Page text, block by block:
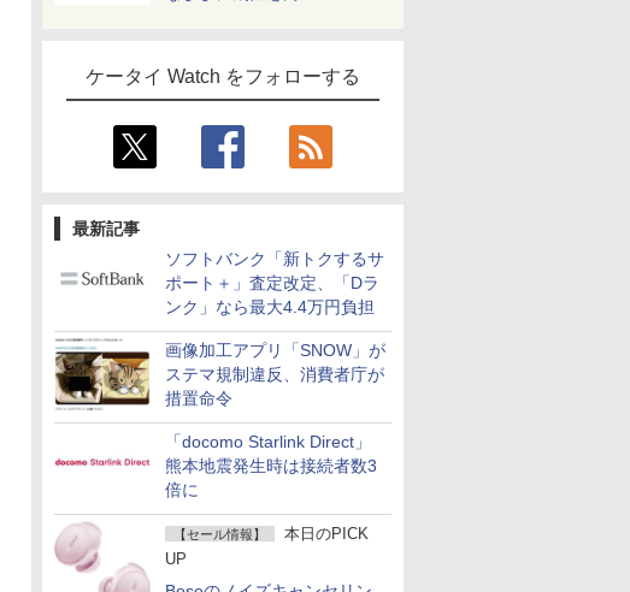
ケータイ Watch をフォローする
最新記事
ソフトバンク「新トクするサ
ポート＋」査定改定、「Dラ
ンク」なら最大4.4万円負担
画像加工アプリ「SNOW」が
ステマ規制違反、消費者庁が
措置命令
「docomo Starlink Direct」
熊本地震発生時は接続者数3
倍に
【セール情報】
本日のPICK
UP